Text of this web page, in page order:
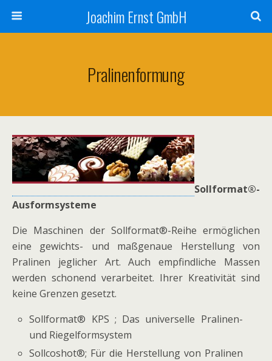
Joachim Ernst GmbH
Pralinenformung
Sollformat®-
Ausformsysteme
Die Maschinen der Sollformat®-Reihe ermöglichen
eine gewichts- und maßgenaue Herstellung von
Pralinen jeglicher Art. Auch empfindliche Massen
werden schonend verarbeitet. Ihrer Kreativität sind
keine Grenzen gesetzt.
Sollformat® KPS ; Das universelle Pralinen-
und Riegelformsystem
Sollcoshot®; Für die Herstellung von Pralinen